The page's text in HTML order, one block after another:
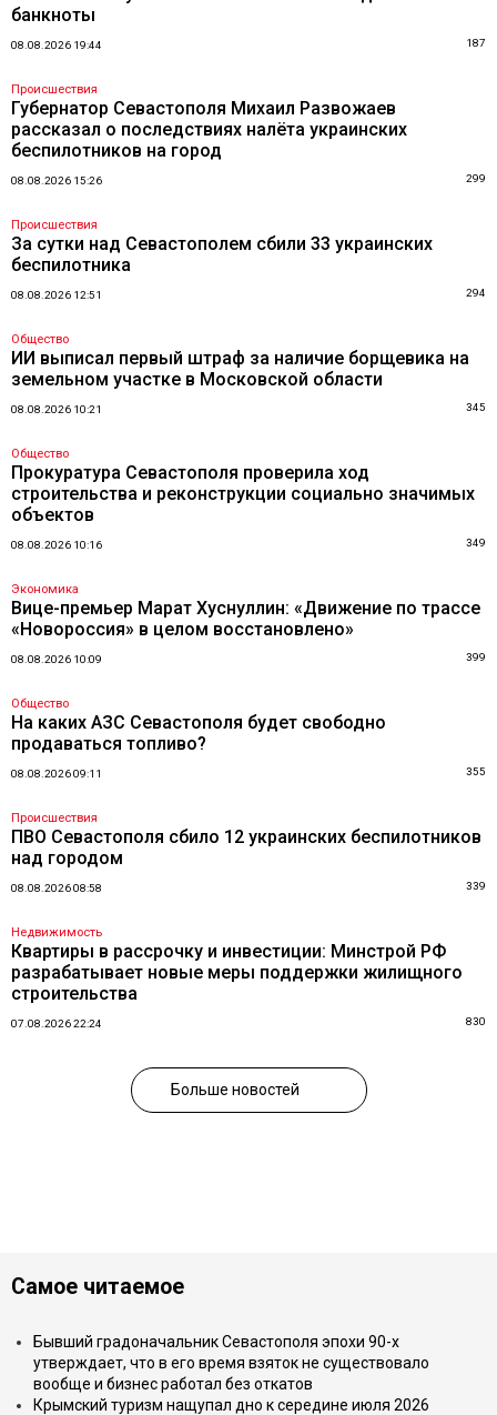
банкноты
08.08.2026 19:44 187
Происшествия
Губернатор Севастополя Михаил Развожаев
рассказал о последствиях налёта украинских
беспилотников на город
08.08.2026 15:26 299
Происшествия
За сутки над Севастополем сбили 33 украинских
беспилотника
08.08.2026 12:51 294
Общество
ИИ выписал первый штраф за наличие борщевика на
земельном участке в Московской области
08.08.2026 10:21 345
Общество
Прокуратура Севастополя проверила ход
строительства и реконструкции социально значимых
объектов
08.08.2026 10:16 349
Экономика
Вице-премьер Марат Хуснуллин: «Движение по трассе
«Новороссия» в целом восстановлено»
08.08.2026 10:09 399
Общество
На каких АЗС Севастополя будет свободно
продаваться топливо?
08.08.2026 09:11 355
Происшествия
ПВО Севастополя сбило 12 украинских беспилотников
над городом
08.08.2026 08:58 339
Недвижимость
Квартиры в рассрочку и инвестиции: Минстрой РФ
разрабатывает новые меры поддержки жилищного
строительства
07.08.2026 22:24 830
Больше новостей
Самое читаемое
Бывший градоначальник Севастополя эпохи 90-х
утверждает, что в его время взяток не существовало
вообще и бизнес работал без откатов
Крымский туризм нащупал дно к середине июля 2026